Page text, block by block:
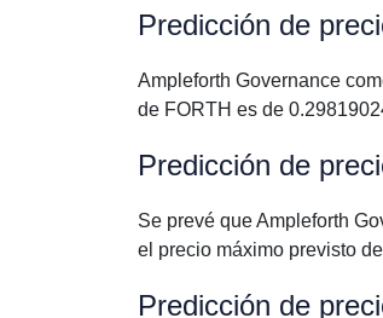
Predicción de
Ampleforth Governance
de FORTH es de
Predicción de
Se prevé que Ampleforth
el precio máximo previsto
Predicción de